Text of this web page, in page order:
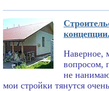
Наверное,
вопросом,
не
мои стройки тянутся